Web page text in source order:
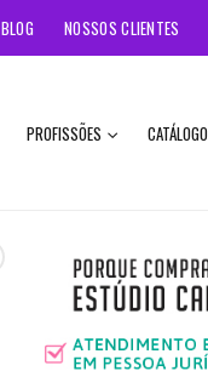
BLOG NOSSOS CLIENTES
PROFISSÕES CATÁLOGO